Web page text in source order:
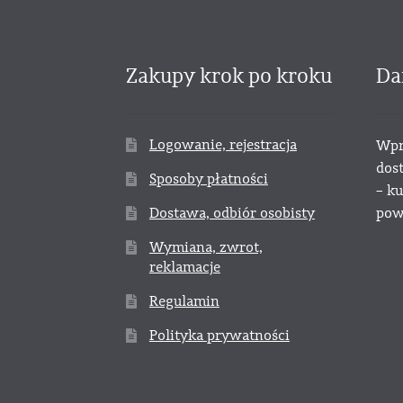
Zakupy krok po kroku
Logowanie, rejestracja
Sposoby płatności
Dostawa, odbiór osobisty
Wymiana, zwrot,
reklamacje
Regulamin
Polityka prywatności
–